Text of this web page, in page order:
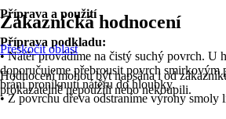
Příprava a použití
Příprava podkladu:
• Nátěr provádíme na čistý suchý povrch. U
doporučujeme přebrousit povrch smirkovým
brání proniknutí nátěru do hloubky.
• Z povrchu dřeva odstraníme výrony smoly
Zákaznická hodnocení
Přeskočit oblast
Hodnocení mohou být napsána i od
prokazatelně nepoužili nebo nekoupili.